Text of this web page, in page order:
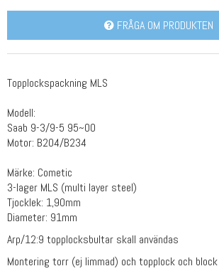
FRÅGA OM PRODUKTEN
Topplockspackning MLS
Modell:
Saab 9-3/9-5 95~00
Motor: B204/B234
Märke: Cometic
3-lager MLS (multi layer steel)
Tjocklek: 1,90mm
Diameter: 91mm
Arp/12:9 topplocksbultar skall användas
Montering torr (ej limmad) och topplock och